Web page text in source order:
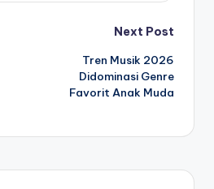
Next Post
Tren Musik 2026
Didominasi Genre
Favorit Anak Muda